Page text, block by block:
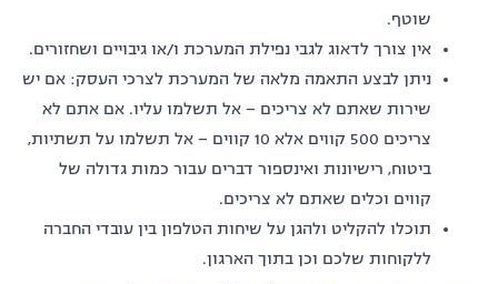
שוטף.
אין צורך לדאוג לגבי נפילת המערכת ו/או גיבויים ושחזורים.
ניתן לבצע התאמה מלאה של המערכת לצרכי העסק: אם יש
שירות שאתם לא צריכים – אל תשלמו עליו. אם אתם לא
צריכים 500 קווים אלא 10 קווים – אל תשלמו על תשתיות,
ביטוח, רישיונות ואינספור דברים עבור כמות גדולה של
קווים וכלים שאתם לא צריכים.
תוכלו להקליט ולהגן על שיחות הטלפון בין עובדי החברה
ללקוחות שלכם וכן בתוך הארגון.